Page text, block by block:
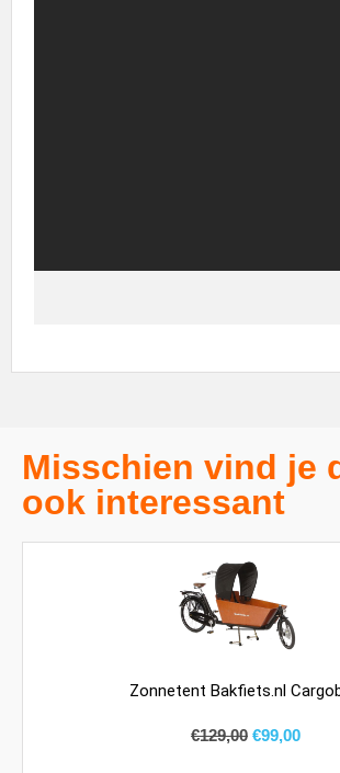
Misschien vind je
ook interessant
Zonnetent Bakfiets.nl
€129,00 €99,00